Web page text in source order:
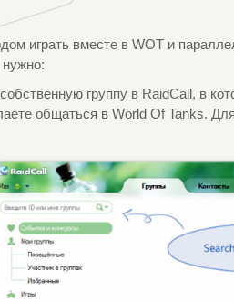
играть вместе в WOT и
нужно:
группу в RaidCall, в
общаться в World Of Tanks.